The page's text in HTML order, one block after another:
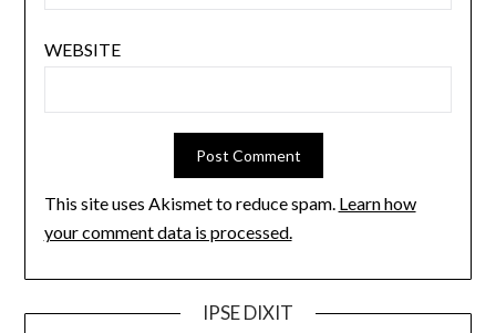
WEBSITE
This site uses Akismet to reduce spam. Learn how
your comment data is processed.
IPSE DIXIT